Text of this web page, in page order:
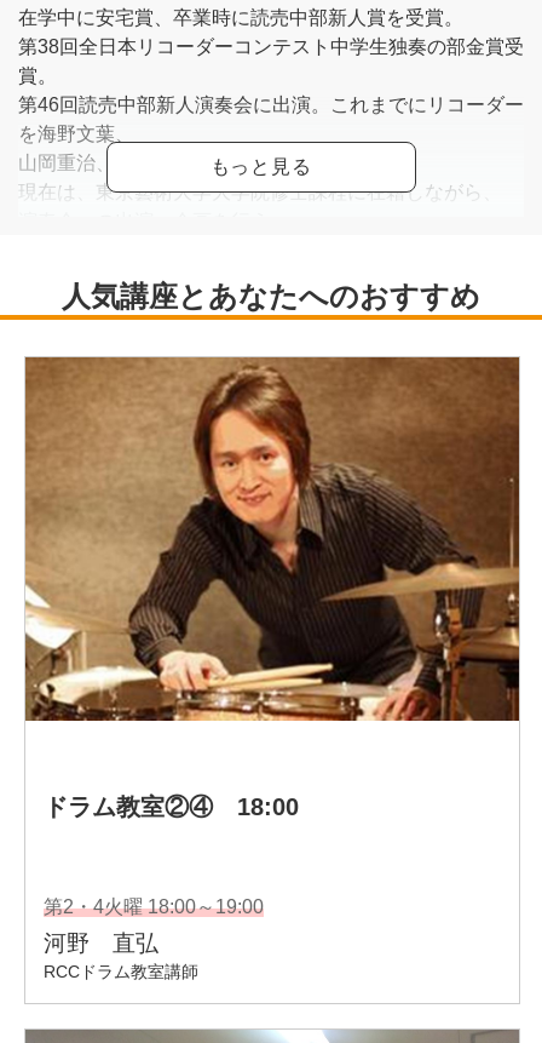
在学中に安宅賞、卒業時に読売中部新人賞を受賞。
第38回全日本リコーダーコンテスト中学生独奏の部金賞受
賞。
第46回読売中部新人演奏会に出演。これまでにリコーダー
を海野文葉、
山岡重治、向江昭雅の各氏に師事。
現在は、東京藝術大学大学院修士課程に在籍しながら、
太田祥Webサイト<
https://www.ohta-recorder.jp/ >